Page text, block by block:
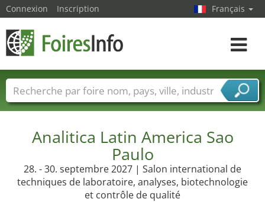
Analitica Latin America Sao
Paulo
28. - 30. septembre 2027 | Salon international de
techniques de laboratoire, analyses, biotechnologie
et contrôle de qualité
Connexion Inscription Français
Toggle
Foire noms Pays Villes
Secteurs de foire